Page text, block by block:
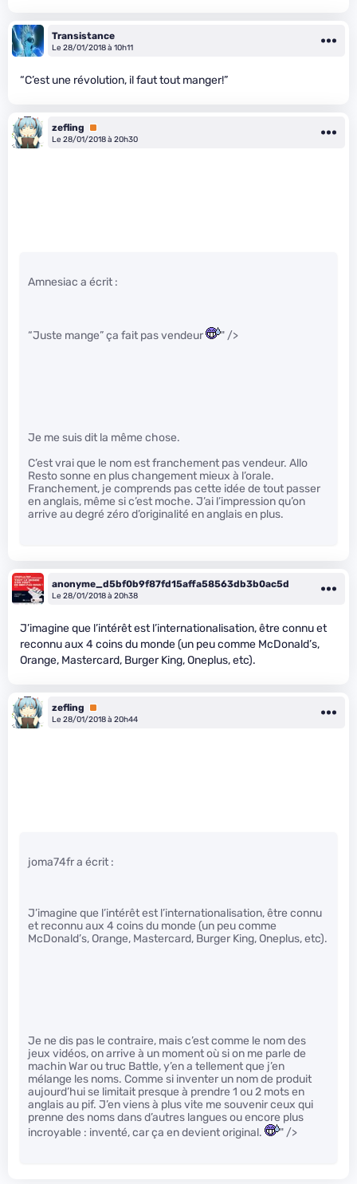
Transistance
Le 28/01/2018 à 10h11
“C’est une révolution, il faut tout manger!”
zefling
Premium
Le 28/01/2018 à 20h30
Amnesiac a écrit :
“Juste mange” ça fait pas vendeur " />
Je me suis dit la même chose.
C’est vrai que le nom est franchement pas vendeur. Allo
Resto sonne en plus changement mieux à l’orale.
Franchement, je comprends pas cette idée de tout passer
en anglais, même si c’est moche. J’ai l’impression qu’on
arrive au degré zéro d’originalité en anglais en plus.
anonyme_d5bf0b9f87fd15affa58563db3b0ac5d
Le 28/01/2018 à 20h38
J’imagine que l’intérêt est l’internationalisation, être connu et
reconnu aux 4 coins du monde (un peu comme McDonald’s,
Orange, Mastercard, Burger King, Oneplus, etc).
zefling
Premium
Le 28/01/2018 à 20h44
joma74fr a écrit :
J’imagine que l’intérêt est l’internationalisation, être connu
et reconnu aux 4 coins du monde (un peu comme
McDonald’s, Orange, Mastercard, Burger King, Oneplus, etc).
Je ne dis pas le contraire, mais c’est comme le nom des
jeux vidéos, on arrive à un moment où si on me parle de
machin War ou truc Battle, y’en a tellement que j’en
mélange les noms. Comme si inventer un nom de produit
aujourd’hui se limitait presque à prendre 1 ou 2 mots en
anglais au pif. J’en viens à plus vite me souvenir ceux qui
prenne des noms dans d’autres langues ou encore plus
incroyable : inventé, car ça en devient original.
" />